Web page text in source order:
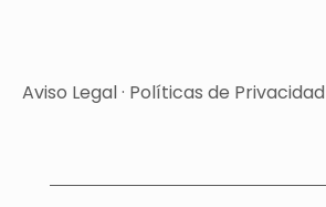
Aviso Legal· Políticas de Privacidad